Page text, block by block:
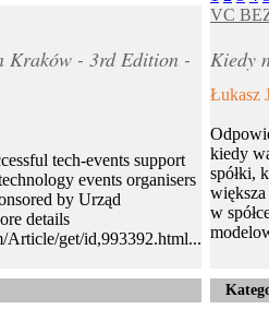
Kraków - 3rd Edition -
tech-events support
events organisers
by Urząd
details
Article/get/id,993392.html...
VC
Kiedy
Łukasz
kiedy
spółki,
większa
w